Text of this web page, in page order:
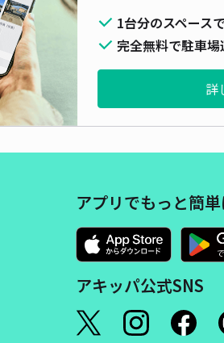
1台分のスペース
完全無料で駐車
詳
アプリでもっと簡単
アキッパ公式SNS